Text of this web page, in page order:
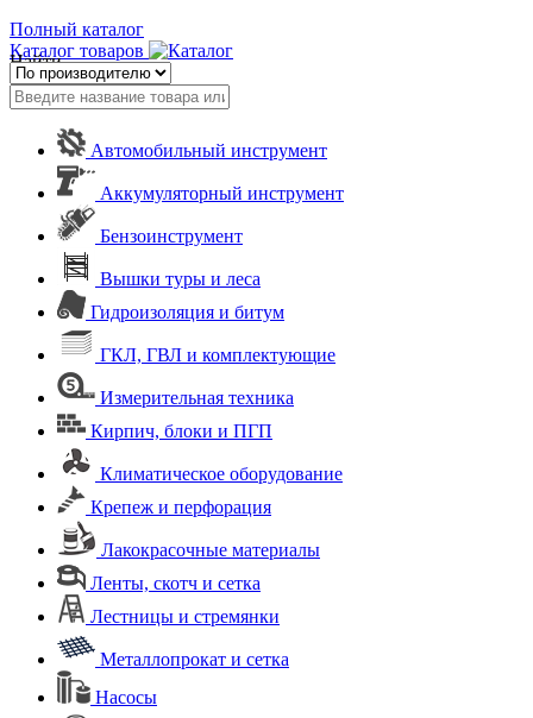
Полный каталог
Каталог товаров
Найти
Автомобильный инструмент
Аккумуляторный инструмент
Бензоинструмент
Вышки туры и леса
Гидроизоляция и битум
ГКЛ, ГВЛ и комплектующие
Измерительная техника
Кирпич, блоки и ПГП
Климатическое оборудование
Крепеж и перфорация
Лакокрасочные материалы
Ленты, скотч и сетка
Лестницы и стремянки
Металлопрокат и сетка
Насосы